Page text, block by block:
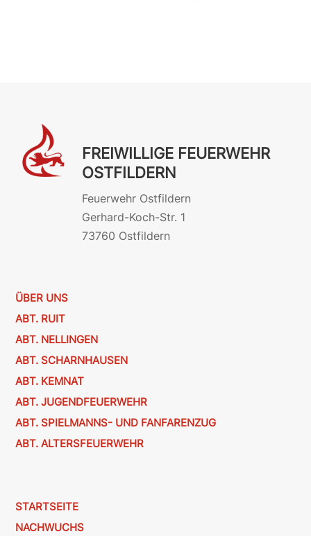
FREIWILLIGE FEUERWEHR
OSTFILDERN
Feuerwehr Ostfildern
Gerhard-Koch-Str. 1
73760 Ostfildern
ÜBER UNS
ABT. RUIT
ABT. NELLINGEN
ABT. SCHARNHAUSEN
ABT. KEMNAT
ABT. JUGENDFEUERWEHR
ABT. SPIELMANNS- UND FANFARENZUG
ABT. ALTERSFEUERWEHR
STARTSEITE
NACHWUCHS